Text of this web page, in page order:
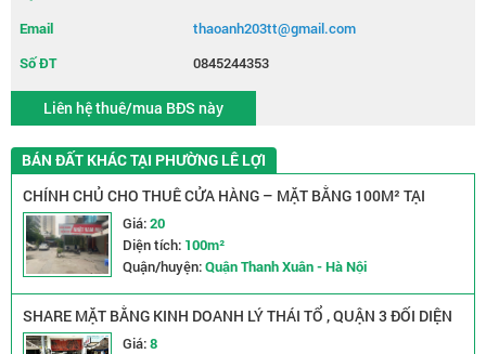
Email
thaoanh203tt@gmail.com
Số ĐT
0845244353
Liên hệ thuê/mua BĐS này
BÁN ĐẤT KHÁC TẠI PHƯỜNG LÊ LỢI
CHÍNH CHỦ CHO THUÊ CỬA HÀNG – MẶT BẰNG 100M² TẠI
TRIỀU KHÚC, HÀ NỘI
Giá:20
Diện tích: 100m²
Quận/huyện:Quận Thanh Xuân - Hà Nội
SHARE MẶT BẰNG KINH DOANH LÝ THÁI TỔ , QUẬN 3 ĐỐI DIỆN
CÔNG VIÊN
Giá:8